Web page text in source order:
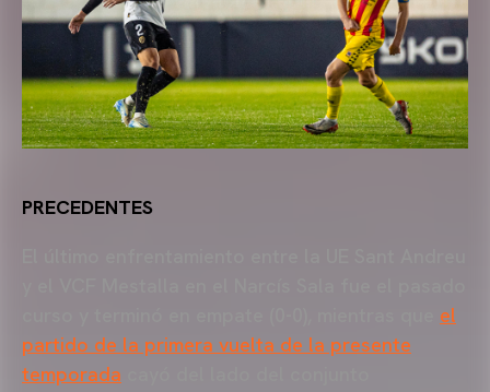
PRECEDENTES
el
partido de la primera vuelta de la presente
temporada